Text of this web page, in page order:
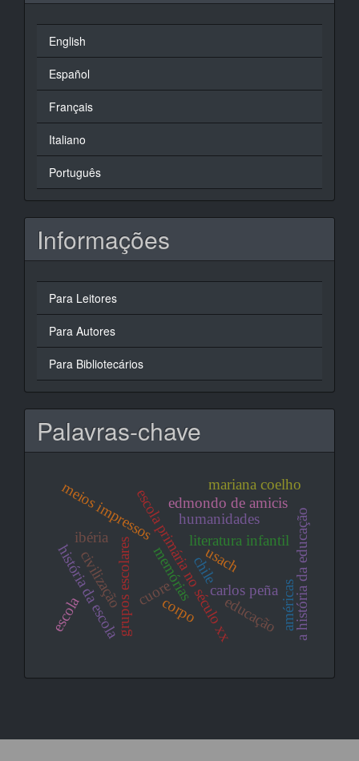
English
Español
Français
Italiano
Português
Informações
Para Leitores
Para Autores
Para Bibliotecários
Palavras-chave
escola primária no século xx
grupos escolares memórias carlos peña
humanidades
chile
usach
meios impressos
história da escola
literatura infantil
cuore
edmondo de amicis
civilização
educação
corpo
escola a história da educação
américas
ibéria
mariana coelho